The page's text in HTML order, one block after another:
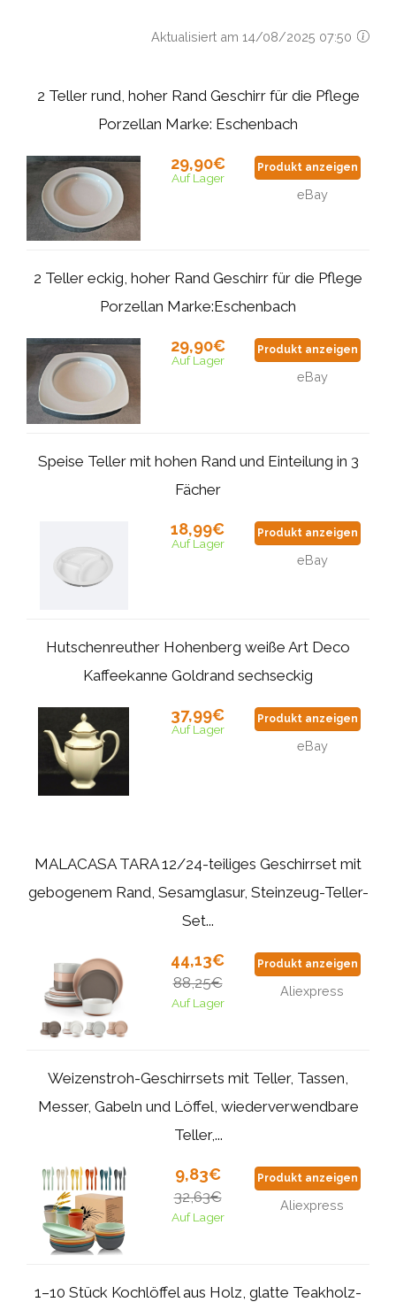
Aktualisiert am 14/08/2025 07:50
2 Teller rund, hoher Rand Geschirr für die Pflege
Porzellan Marke: Eschenbach
29,90€
Auf Lager
Produkt anzeigen
eBay
2 Teller eckig, hoher Rand Geschirr für die Pflege
Porzellan Marke:Eschenbach
29,90€
Auf Lager
Produkt anzeigen
eBay
Speise Teller mit hohen Rand und Einteilung in 3
Fächer
18,99€
Auf Lager
Produkt anzeigen
eBay
Hutschenreuther Hohenberg weiße Art Deco
Kaffeekanne Goldrand sechseckig
37,99€
Auf Lager
Produkt anzeigen
eBay
MALACASA TARA 12/24-teiliges Geschirrset mit
gebogenem Rand, Sesamglasur, Steinzeug-Teller-
Set...
44,13€
88,25€
Auf Lager
Produkt anzeigen
Aliexpress
Weizenstroh-Geschirrsets mit Teller, Tassen,
Messer, Gabeln und Löffel, wiederverwendbare
Teller,...
9,83€
32,63€
Auf Lager
Produkt anzeigen
Aliexpress
1–10 Stück Kochlöffel aus Holz, glatte Teakholz-